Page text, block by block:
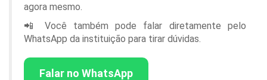
agora mesmo.
📲 Você também pode falar diretamente pelo
WhatsApp da instituição para tirar dúvidas.
Falar no WhatsApp